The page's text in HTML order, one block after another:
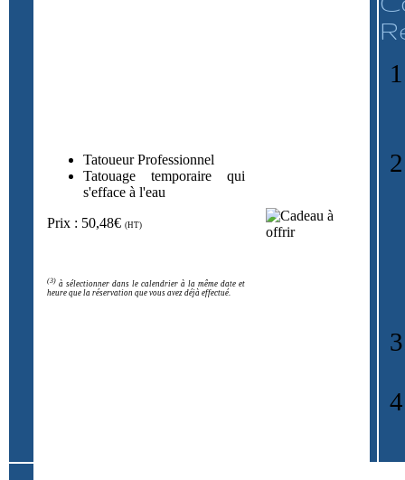
Tatoueur Professionnel
Tatouage temporaire qui
s'efface à l'eau
Prix : 50,48€ (HT)
(3) à sélectionner dans le calendrier à la même date et
heure que la réservation que vous avez déjà effectué.